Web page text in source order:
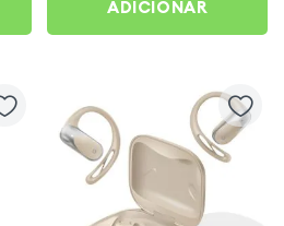
ADICIONAR